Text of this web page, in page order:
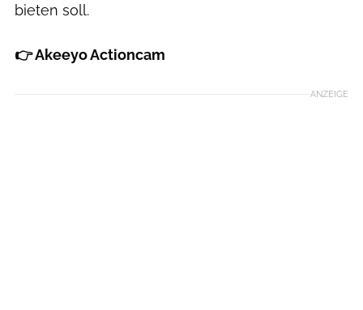
bieten soll.
👉 Akeeyo Actioncam
ANZEIGE